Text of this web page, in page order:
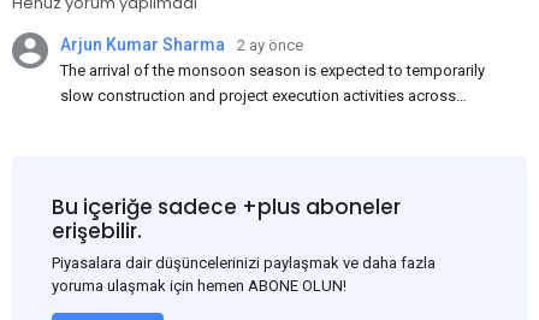
Arjun Kumar Sharma
2 ay önce
The arrival of the monsoon season is expected to temporarily
slow construction and project execution activities across
and rural construction projects is expected to provide support
to the market despite seasonal disruptions caused by heavy
rainfall.
Bu içeriğe sadece +plus aboneler
erişebilir.
Piyasalara dair düşüncelerinizi paylaşmak ve daha fazla
yoruma ulaşmak için hemen ABONE OLUN!